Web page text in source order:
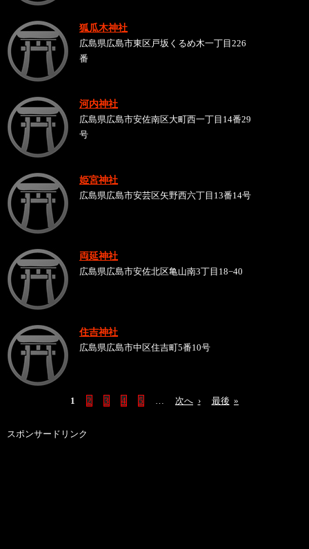
狐瓜木神社
広島県広島市東区戸坂くるめ木一丁目226
番
河内神社
広島県広島市安佐南区大町西一丁目14番29
号
姫宮神社
広島県広島市安芸区矢野西六丁目13番14号
両延神社
広島県広島市安佐北区亀山南3丁目18−40
住吉神社
広島県広島市中区住吉町5番10号
1 2 3 4 5 次へ › 最後 »
スポンサードリンク